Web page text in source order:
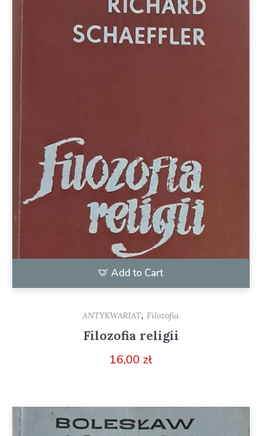
Add to Cart
ANTYKWARIAT, Filozofia
Filozofia religii
16,00 zł